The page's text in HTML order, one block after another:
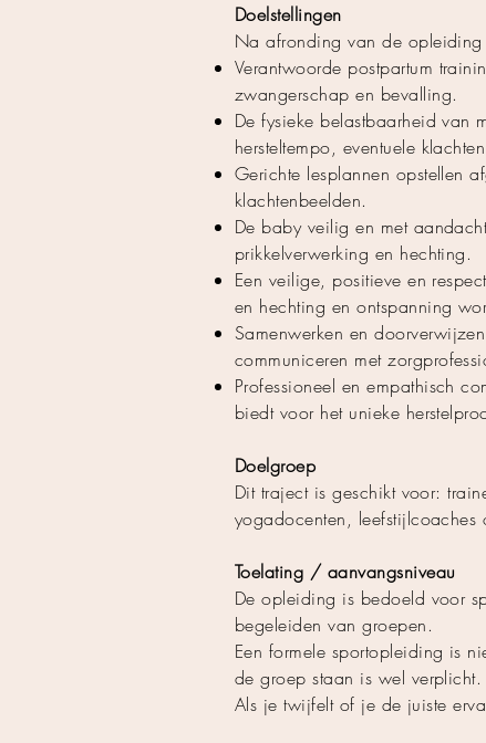
Doelstellingen
Na afronding van de opleiding
Verantwoorde postpartum
zwangerschap en bevalling.
De fysieke belastbaarheid van
hersteltempo, eventuele
Gerichte lesplannen opstellen
klachtenbeelden.
De baby veilig en met
prikkelverwerking en hechting.
Een veilige, positieve en
en hechting en ontspanning
Samenwerken en
communiceren met
Professioneel en empathisch
biedt voor het unieke
Doelgroep
Dit traject is geschikt voor:
yogadocenten,
Toelating / aanvangsniveau
De opleiding is bedoeld voor
begeleiden van groepen.
Een formele sportopleiding is
de groep staan is wel verplicht.
Als je twijfelt of je de juiste